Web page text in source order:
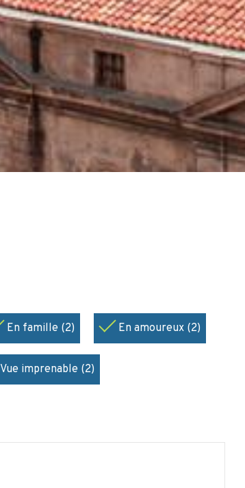
En famille (2) En amoureux (2)
Vue imprenable (2)